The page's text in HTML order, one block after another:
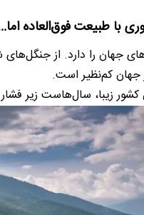
با طبیعت فوق‌العاده
جهان را دارد. از
کم‌نظیر است.
زیبا، سال‌هاست زیر